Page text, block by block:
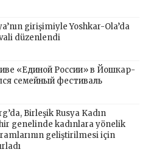
girişimiyle Yoshkar-Ola’da
düzenlendi
«Единой России» в Йошкар-
семейный фестиваль
Birleşik Rusya Kadın
genelinde kadınlara yönelik
geliştirilmesi için